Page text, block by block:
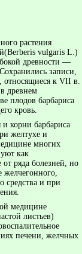
растения
vulgaris L.)
древности —
записи,
относящиеся к VII в.
древнем
плодов барбариса
кровь.
корни барбариса
желтухе и
многих
как
от ряда болезней, но
желчегонного,
средства и при
медицине
листьев)
печени, желчных